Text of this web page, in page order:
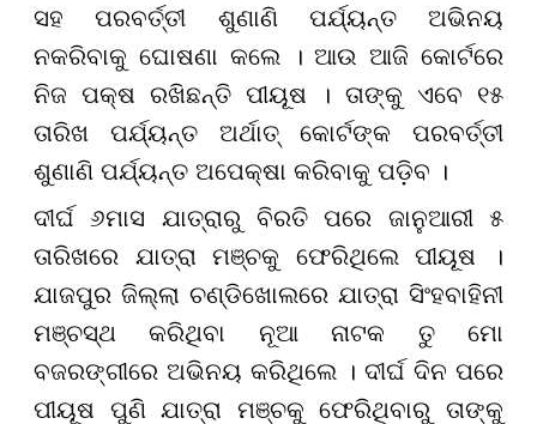
ସହ ପରବର୍ତ୍ତୀ ଶୁଣାଣି ପର୍ଯ୍ୟନ୍ତ ଅଭିନୟ
ନକରିବାକୁ ଘୋଷଣା କଲେ । ଆଉ ଆଜି କୋର୍ଟରେ
ନିଜ ପକ୍ଷ ରଖିଛନ୍ତି ପୀୟୂଷ । ତାଙ୍କୁ ଏବେ ୧୫
ତାରିଖ ପର୍ଯ୍ୟନ୍ତ ଅର୍ଥାତ୍ କୋର୍ଟଙ୍କ ପରବର୍ତ୍ତୀ
ଶୁଣାଣି ପର୍ଯ୍ୟନ୍ତ ଅପେକ୍ଷା କରିବାକୁ ପଡ଼ିବ ।
ଦୀର୍ଘ ୬ମାସ ଯାତ୍ରାରୁ ବିରତି ପରେ ଜାନୁଆରୀ ୫
ତାରିଖରେ ଯାତ୍ରା ମଞ୍ଚକୁ ଫେରିଥିଲେ ପୀୟୂଷ ।
ଯାଜପୁର ଜିଲ୍ଲା ଚଣ୍ଡିଖୋଲରେ ଯାତ୍ରା ସିଂହବାହିନୀ
ମଞ୍ଚସ୍ଥ କରିଥିବା ନୂଆ ନାଟକ ତୁ ମୋ
ବଜରଙ୍ଗୀରେ ଅଭିନୟ କରିଥିଲେ । ଦୀର୍ଘ ଦିନ ପରେ
ପୀୟୂଷ ପୁଣି ଯାତ୍ରା ମଞ୍ଚକୁ ଫେରିଥିବାରୁ ତାଙ୍କୁ